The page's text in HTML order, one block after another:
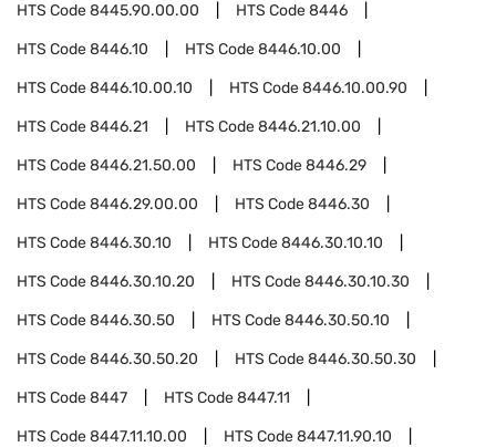
HTS Code8445.90.00.00 HTS Code8446
HTS Code8446.10 HTS Code8446.10.00
HTS Code8446.10.00.10 HTS Code8446.10.00.90
HTS Code8446.21 HTS Code8446.21.10.00
HTS Code8446.21.50.00 HTS Code8446.29
HTS Code8446.29.00.00 HTS Code8446.30
HTS Code8446.30.10 HTS Code8446.30.10.10
HTS Code8446.30.10.20 HTS Code8446.30.10.30
HTS Code8446.30.50 HTS Code8446.30.50.10
HTS Code8446.30.50.20 HTS Code8446.30.50.30
HTS Code8447 HTS Code8447.11
HTS Code8447.11.10.00 HTS Code8447.11.90.10